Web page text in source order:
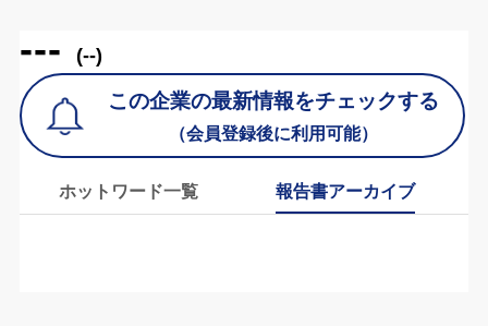
--- (--)
この企業の最新情報をチェックする
（会員登録後に利用可能）
ホットワード一覧 報告書アーカイブ